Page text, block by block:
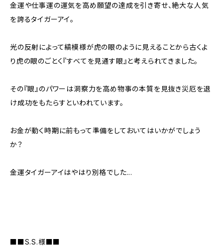
金運や仕事運の運気を高め願望の達成を引き寄せ、絶大な人気
を誇るタイガーアイ。
光の反射によって縞模様が虎の眼のように見えることから古くよ
り虎の眼のごとく『すべてを見通す眼』と考えられてきました。
その『眼』のパワーは洞察力を高め物事の本質を見抜き災厄を退
け成功をもたらすといわれています。
お金が動く時期に前もって準備をしておいてはいかがでしょう
か？
金運タイガーアイはやはり別格でした...
■■S.S.様■■